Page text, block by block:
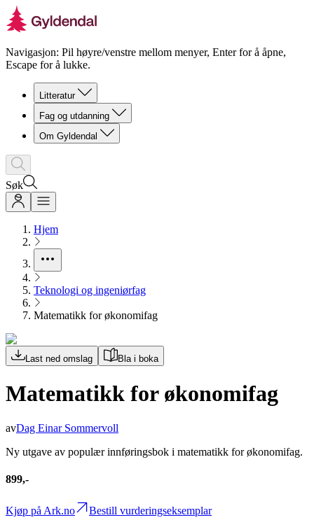
Navigasjon: Pil høyre/venstre mellom menyer, Enter for å åpne,
Escape for å lukke.
Litteratur
Fag og utdanning
Om Gyldendal
Søk
Hjem
Teknologi og ingeniørfag
Matematikk for økonomifag
Last ned omslag Bla i boka
Matematikk for økonomifag
avDag Einar Sommervoll
Ny utgave av populær innføringsbok i matematikk for økonomifag.
899,-
Kjøp på Ark.no Bestill vurderingseksemplar